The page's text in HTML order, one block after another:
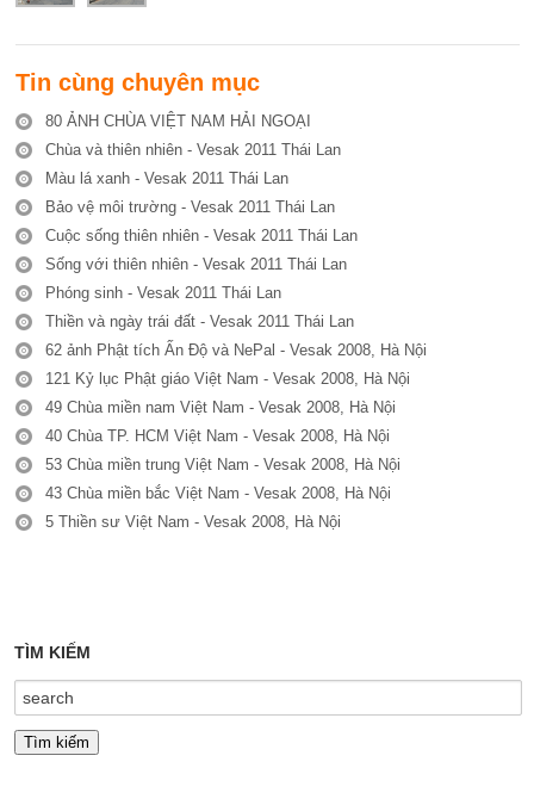
Tin cùng chuyên mục
80 ẢNH CHÙA VIỆT NAM HẢI NGOẠI
Chùa và thiên nhiên - Vesak 2011 Thái Lan
Màu lá xanh - Vesak 2011 Thái Lan
Bảo vệ môi trường - Vesak 2011 Thái Lan
Cuộc sống thiên nhiên - Vesak 2011 Thái Lan
Sống với thiên nhiên - Vesak 2011 Thái Lan
Phóng sinh - Vesak 2011 Thái Lan
Thiền và ngày trái đất - Vesak 2011 Thái Lan
62 ảnh Phật tích Ấn Độ và NePal - Vesak 2008, Hà Nội
121 Kỷ lục Phật giáo Việt Nam - Vesak 2008, Hà Nội
49 Chùa miền nam Việt Nam - Vesak 2008, Hà Nội
40 Chùa TP. HCM Việt Nam - Vesak 2008, Hà Nội
53 Chùa miền trung Việt Nam - Vesak 2008, Hà Nội
43 Chùa miền bắc Việt Nam - Vesak 2008, Hà Nội
5 Thiền sư Việt Nam - Vesak 2008, Hà Nội
TÌM KIẾM